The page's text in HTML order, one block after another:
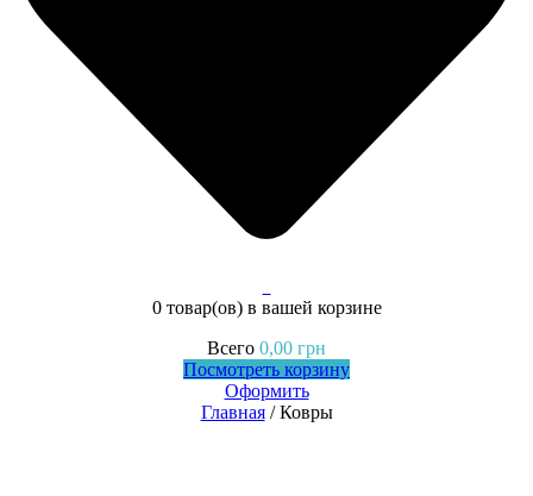
0 товар(ов)в вашей корзине
Всего 0,00 грн
Посмотреть корзину
Оформить
Главная/ Ковры